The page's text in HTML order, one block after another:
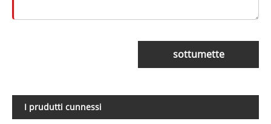
sottumette
I prudutti cunnessi